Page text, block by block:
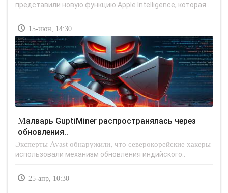
представили новую функцию Apple Intelligence, которая..
15-июн, 14:30
Малварь GuptiMiner распространялась через
обновления..
Эксперты Avast обнаружили, что северокорейские хакеры
использовали механизм обновления индийского..
25-апр, 10:30